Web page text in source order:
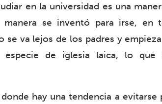
en la universidad es una
manera se inventó para irse, en
se va lejos de los padres y
de iglesia laica, lo que
hay una tendencia a evitarse